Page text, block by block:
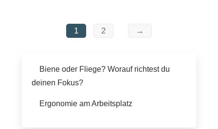
1 2 →
Biene oder Fliege? Worauf richtest du
deinen Fokus?
Ergonomie am Arbeitsplatz